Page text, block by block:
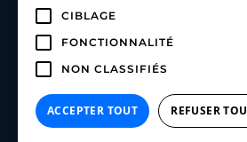
CIBLAGE
FONCTIONNALITÉ
NON CLASSIFIÉS
ACCEPTER TOUT REFUSER